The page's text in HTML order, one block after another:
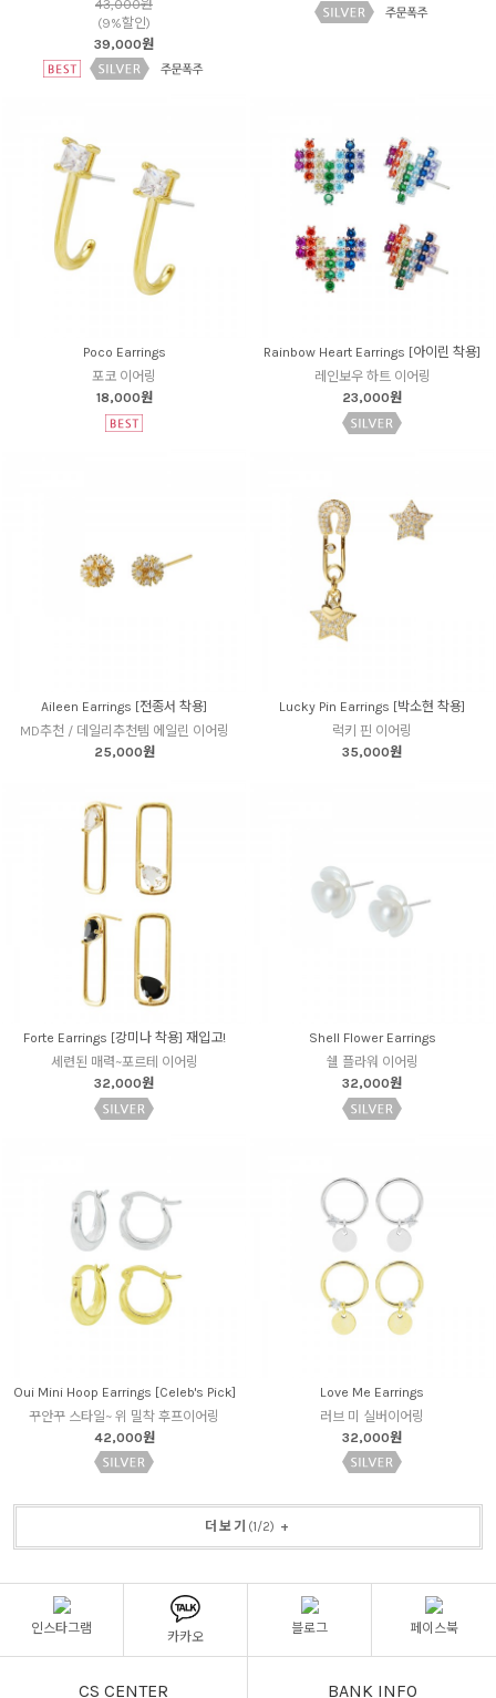
43,000원
(9%할인)
39,000원
Poco Earrings
포코 이어링
18,000원
Rainbow Heart Earrings [아이린 착용]
레인보우 하트 이어링
23,000원
Aileen Earrings [전종서 착용]
MD추천 / 데일리추천템 에일린 이어링
25,000원
Lucky Pin Earrings [박소현 착용]
럭키 핀 이어링
35,000원
Forte Earrings [강미나 착용] 재입고!
세련된 매력~포르테 이어링
32,000원
Shell Flower Earrings
쉘 플라워 이어링
32,000원
Oui Mini Hoop Earrings [Celeb's Pick]
꾸안꾸 스타일~ 위 밀착 후프이어링
42,000원
Love Me Earrings
러브 미 실버이어링
32,000원
더보기 (1/2) +
인스타그램
카카오
블로그 페이스북
CS CENTER BANK INFO